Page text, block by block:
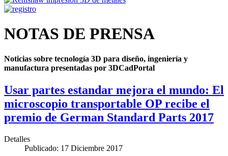
NOTAS DE PRENSA
Noticias sobre tecnología 3D para diseño, ingeniería y
manufactura presentadas por 3DCadPortal
Usar partes estandar mejora el mundo: El
microscopio transportable OP recibe el
premio de German Standard Parts 2017
Detalles
Publicado: 17 Diciembre 2017